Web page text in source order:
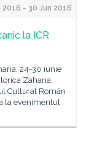
2016 - 30 Jun 2016
la ICR
24-30 iunie
Zaharia,
Cultural Român
la evenimentul